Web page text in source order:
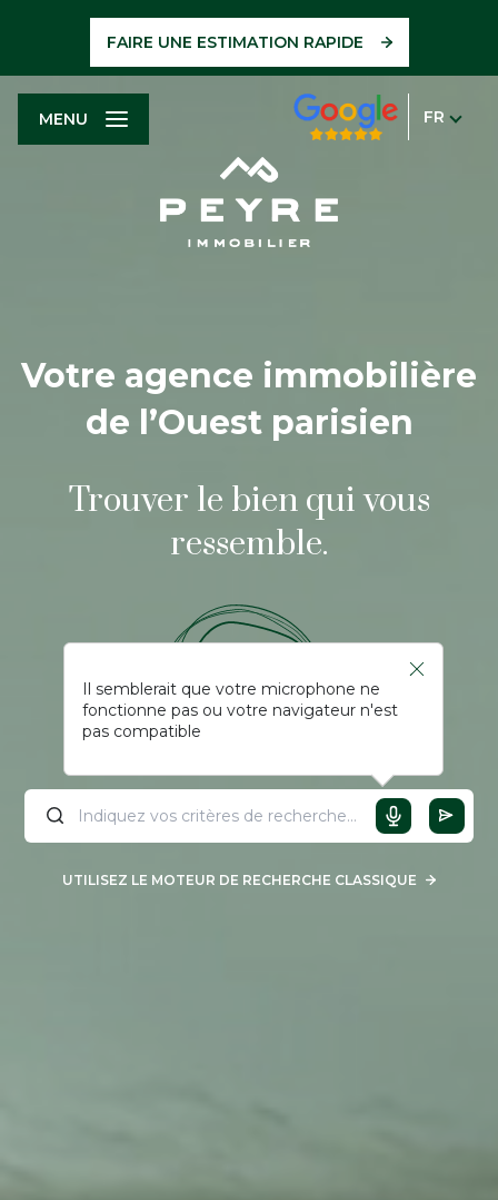
FAIRE UNE ESTIMATION RAPIDE
FR
MENU
Votre agence immobilière
de l’Ouest parisien
Trouver le bien qui vous
ressemble.
Il semblerait que votre microphone ne
fonctionne pas ou votre navigateur n'est
pas compatible
UTILISEZ LE MOTEUR DE RECHERCHE CLASSIQUE